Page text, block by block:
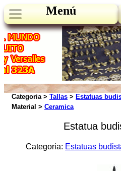
Menú
Categoria > Tallas > Estatuas
Material > Ceramica
Estatua
Categoria: Estatuas